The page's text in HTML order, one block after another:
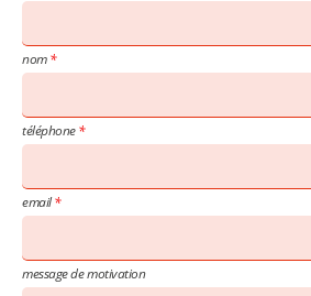
nom
téléphone
email
message de motivation